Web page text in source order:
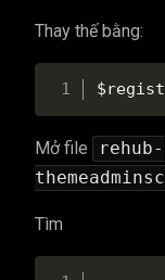
Thay thế bằng:
Mở file
rehub-
Tìm